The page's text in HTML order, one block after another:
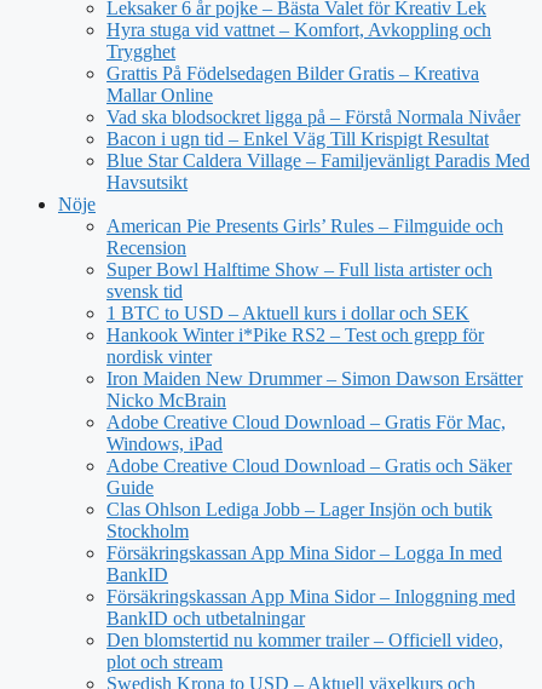
Leksaker 6 år pojke – Bästa Valet för Kreativ Lek
Hyra stuga vid vattnet – Komfort, Avkoppling och
Trygghet
Grattis På Födelsedagen Bilder Gratis – Kreativa
Mallar Online
Vad ska blodsockret ligga på – Förstå Normala Nivåer
Bacon i ugn tid – Enkel Väg Till Krispigt Resultat
Blue Star Caldera Village – Familjevänligt Paradis Med
Havsutsikt
Nöje
American Pie Presents Girls’ Rules – Filmguide och
Recension
Super Bowl Halftime Show – Full lista artister och
svensk tid
1 BTC to USD – Aktuell kurs i dollar och SEK
Hankook Winter i*Pike RS2 – Test och grepp för
nordisk vinter
Iron Maiden New Drummer – Simon Dawson Ersätter
Nicko McBrain
Adobe Creative Cloud Download – Gratis För Mac,
Windows, iPad
Adobe Creative Cloud Download – Gratis och Säker
Guide
Clas Ohlson Lediga Jobb – Lager Insjön och butik
Stockholm
Försäkringskassan App Mina Sidor – Logga In med
BankID
Försäkringskassan App Mina Sidor – Inloggning med
BankID och utbetalningar
Den blomstertid nu kommer trailer – Officiell video,
plot och stream
Swedish Krona to USD – Aktuell växelkurs och